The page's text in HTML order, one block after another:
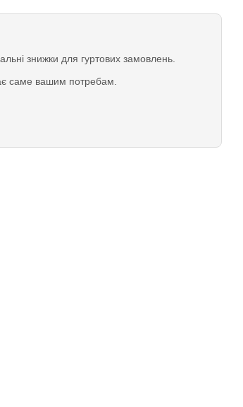
знижки для гуртових замовлень.
саме вашим потребам.